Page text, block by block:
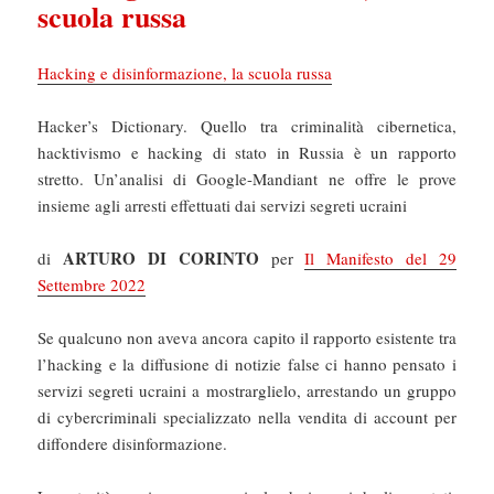
scuola russa
Hacking e disinformazione, la scuola russa
Hacker’s Dictionary. Quello tra criminalità cibernetica,
hacktivismo e hacking di stato in Russia è un rapporto
stretto. Un’analisi di Google-Mandiant ne offre le prove
insieme agli arresti effettuati dai servizi segreti ucraini
diARTURO DI CORINTO perIl Manifesto del 29
Settembre 2022
Se qualcuno non aveva ancora capito il rapporto esistente tra
l’hacking e la diffusione di notizie false ci hanno pensato i
servizi segreti ucraini a mostrarglielo, arrestando un gruppo
di cybercriminali specializzato nella vendita di account per
diffondere disinformazione.